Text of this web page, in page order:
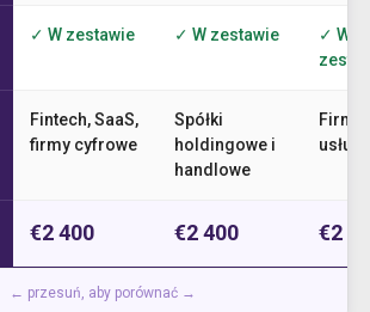
✓ W zestawie ✓ W zestawie
✓ W
Fintech, SaaS,
firmy cyfrowe
Spółki
holdingowe i
handlowe
Firmy
€2 400 €2 400 €2
← przesuń, aby porównać →